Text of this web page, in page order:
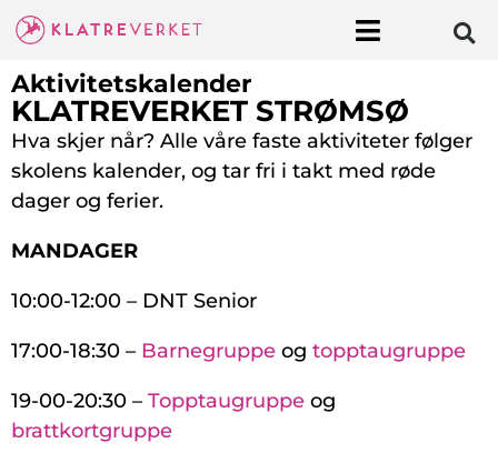
Aktivitetskalender
KLATREVERKET STRØMSØ
Hva skjer når? Alle våre faste aktiviteter følger
skolens kalender, og tar fri i takt med røde
dager og ferier.
MANDAGER
10:00-12:00 – DNT Senior
17:00-18:30 – Barnegruppe og topptaugruppe
19-00-20:30 – Topptaugruppe og
brattkortgruppe